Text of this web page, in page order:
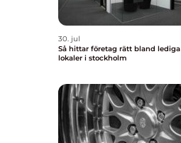
30. jul
Så hittar företag rätt bland lediga
lokaler i stockholm